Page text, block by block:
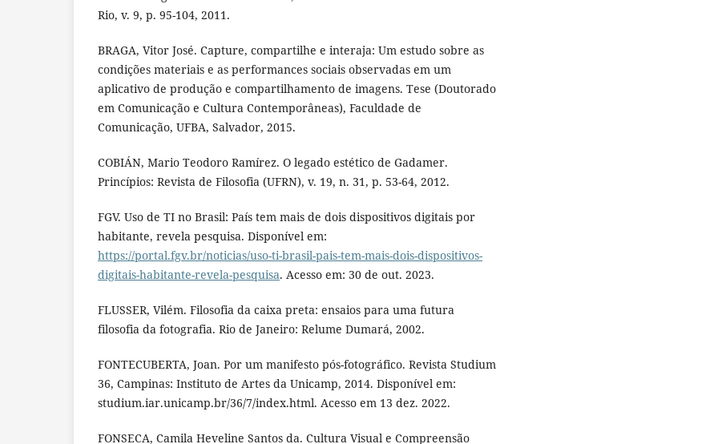
Rio, v. 9, p. 95-104, 2011.
BRAGA, Vitor José. Capture, compartilhe e interaja: Um estudo sobre as
condições materiais e as performances sociais observadas em um
aplicativo de produção e compartilhamento de imagens. Tese (Doutorado
em Comunicação e Cultura Contemporâneas), Faculdade de
Comunicação, UFBA, Salvador, 2015.
COBIÁN, Mario Teodoro Ramírez. O legado estético de Gadamer.
Princípios: Revista de Filosofia (UFRN), v. 19, n. 31, p. 53-64, 2012.
FGV. Uso de TI no Brasil: País tem mais de dois dispositivos digitais por
habitante, revela pesquisa. Disponível em:
https://portal.fgv.br/noticias/uso-ti-brasil-pais-tem-mais-dois-dispositivos-
digitais-habitante-revela-pesquisa. Acesso em: 30 de out. 2023.
FLUSSER, Vilém. Filosofia da caixa preta: ensaios para uma futura
filosofia da fotografia. Rio de Janeiro: Relume Dumará, 2002.
FONTECUBERTA, Joan. Por um manifesto pós-fotográfico. Revista Studium
36, Campinas: Instituto de Artes da Unicamp, 2014. Disponível em:
studium.iar.unicamp.br/36/7/index.html. Acesso em 13 dez. 2022.
FONSECA, Camila Heveline Santos da. Cultura Visual e Compreensão